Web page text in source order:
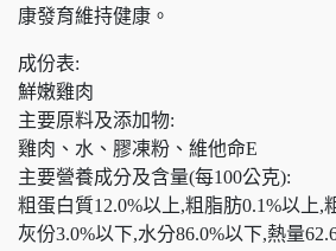
康發育維持健康。
成份表:
鮮嫩雞肉
主要原料及添加物:
雞肉、水、膠凍粉、維他命E
主要營養成分及含量(每100公克):
粗蛋白質12.0%以上,粗脂肪0.1%以上,
灰份3.0%以下,水分86.0%以下,熱量